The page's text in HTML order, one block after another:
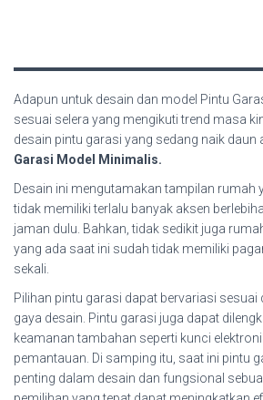
Adapun untuk desain dan model Pintu
sesuai selera yang mengikuti trend masa
desain pintu garasi yang sedang naik daun
Garasi Model Minimalis.
Desain ini mengutamakan tampilan rumah
tidak memiliki terlalu banyak aksen
jaman dulu. Bahkan, tidak sedikit juga
yang ada saat ini sudah tidak memiliki
sekali.
Pilihan pintu garasi dapat bervariasi sesuai
gaya desain. Pintu garasi juga dapat
keamanan tambahan seperti kunci
pemantauan. Di samping itu, saat ini pintu
penting dalam desain dan fungsional